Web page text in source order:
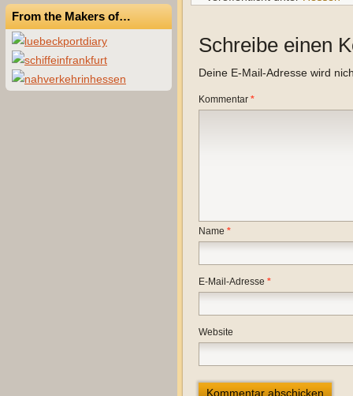
From the Makers of…
Schreibe einen
Deine E-Mail-Adresse wird
Kommentar *
Name *
E-Mail-Adresse *
Website